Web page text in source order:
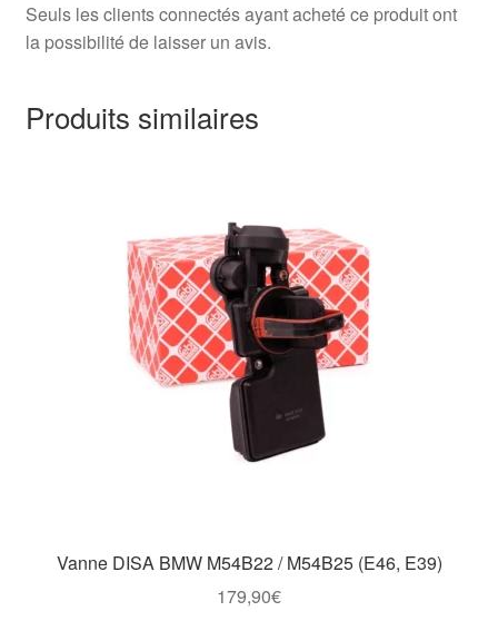
Seuls les clients connectés ayant acheté ce produit ont
la possibilité de laisser un avis.
Produits similaires
Vanne DISA BMW M54B22 / M54B25 (E46, E39)
179,90€